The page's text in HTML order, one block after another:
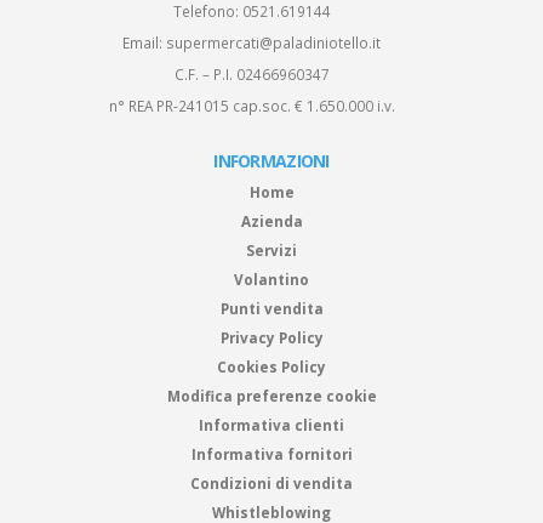
Telefono: 0521.619144
Email: supermercati@paladiniotello.it
C.F. – P.I. 02466960347
n° REA PR-241015 cap.soc. € 1.650.000 i.v.
INFORMAZIONI
Home
Azienda
Servizi
Volantino
Punti vendita
Privacy Policy
Cookies Policy
Modifica preferenze cookie
Informativa clienti
Informativa fornitori
Condizioni di vendita
Whistleblowing